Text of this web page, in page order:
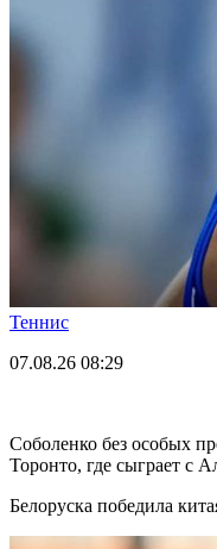
Теннис
07.08.26 08:29
Соболенко без особых
Торонто, где сыграет с
Белоруска победила